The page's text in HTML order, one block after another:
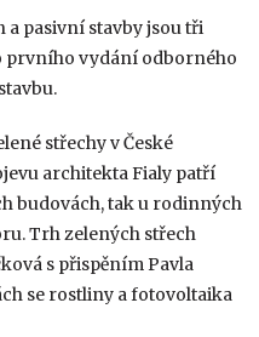
a pasivní stavby jsou tři
prvního vydání odborného
střechy v České
architekta Fialy patří
budovách, tak u rodinných
Trh zelených střech
s přispěním Pavla
se rostliny a fotovoltaika